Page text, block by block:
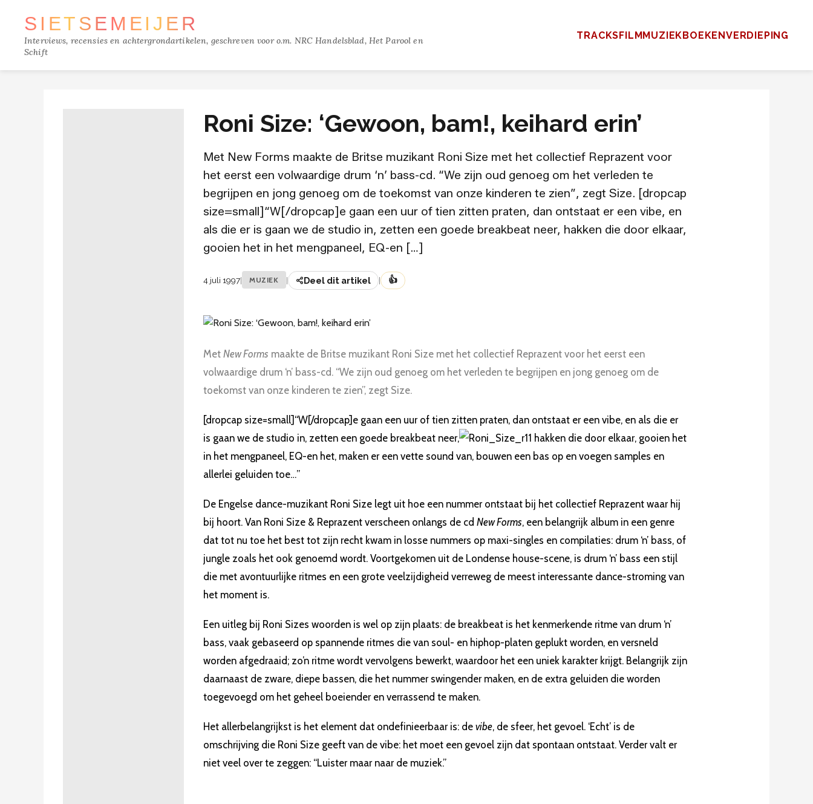
SIETSE MEIJER
Interviews, recensies en achtergrondartikelen, geschreven voor o.m. NRC Handelsblad, Het Parool en
Schift
TRACKSFILMMUZIEKBOEKENVERDIEPING
Roni Size: ‘Gewoon, bam!, keihard erin’
Met New Forms maakte de Britse muzikant Roni Size met het collectief Reprazent voor
het eerst een volwaardige drum ‘n’ bass-cd. “We zijn oud genoeg om het verleden te
begrijpen en jong genoeg om de toekomst van onze kinderen te zien”, zegt Size. [dropcap
size=small]“W[/dropcap]e gaan een uur of tien zitten praten, dan ontstaat er een vibe, en
als die er is gaan we de studio in, zetten een goede breakbeat neer, hakken die door elkaar,
gooien het in het mengpaneel, EQ-en […]
4 juli 1997| MUZIEK | Deel dit artikel | 👍
Met New Forms maakte de Britse muzikant Roni Size met het collectief Reprazent voor het eerst een
volwaardige drum ‘n’ bass-cd. “We zijn oud genoeg om het verleden te begrijpen en jong genoeg om de
toekomst van onze kinderen te zien”, zegt Size.
[dropcap size=small]“W[/dropcap]e gaan een uur of tien zitten praten, dan ontstaat er een vibe, en als die er
is gaan we de studio in, zetten een goede breakbeat neer,
hakken die door elkaar, gooien het
in het mengpaneel, EQ-en het, maken er een vette sound van, bouwen een bas op en voegen samples en
allerlei geluiden toe…”
De Engelse dance-muzikant Roni Size legt uit hoe een nummer ontstaat bij het collectief Reprazent waar hij
bij hoort. Van Roni Size & Reprazent verscheen onlangs de cd New Forms, een belangrijk album in een genre
dat tot nu toe het best tot zijn recht kwam in losse nummers op maxi-singles en compilaties: drum ‘n’ bass, of
jungle zoals het ook genoemd wordt. Voortgekomen uit de Londense house-scene, is drum ‘n’ bass een stijl
die met avontuurlijke ritmes en een grote veelzijdigheid verreweg de meest interessante dance-stroming van
het moment is.
Een uitleg bij Roni Sizes woorden is wel op zijn plaats: de breakbeat is het kenmerkende ritme van drum ‘n’
bass, vaak gebaseerd op spannende ritmes die van soul- en hiphop-platen geplukt worden, en versneld
worden afgedraaid; zo’n ritme wordt vervolgens bewerkt, waardoor het een uniek karakter krijgt. Belangrijk zijn
daarnaast de zware, diepe bassen, die het nummer swingender maken, en de extra geluiden die worden
toegevoegd om het geheel boeiender en verrassend te maken.
Het allerbelangrijkst is het element dat ondefinieerbaar is: de vibe, de sfeer, het gevoel. ‘Echt’ is de
omschrijving die Roni Size geeft van de vibe: het moet een gevoel zijn dat spontaan ontstaat. Verder valt er
niet veel over te zeggen: “Luister maar naar de muziek.”